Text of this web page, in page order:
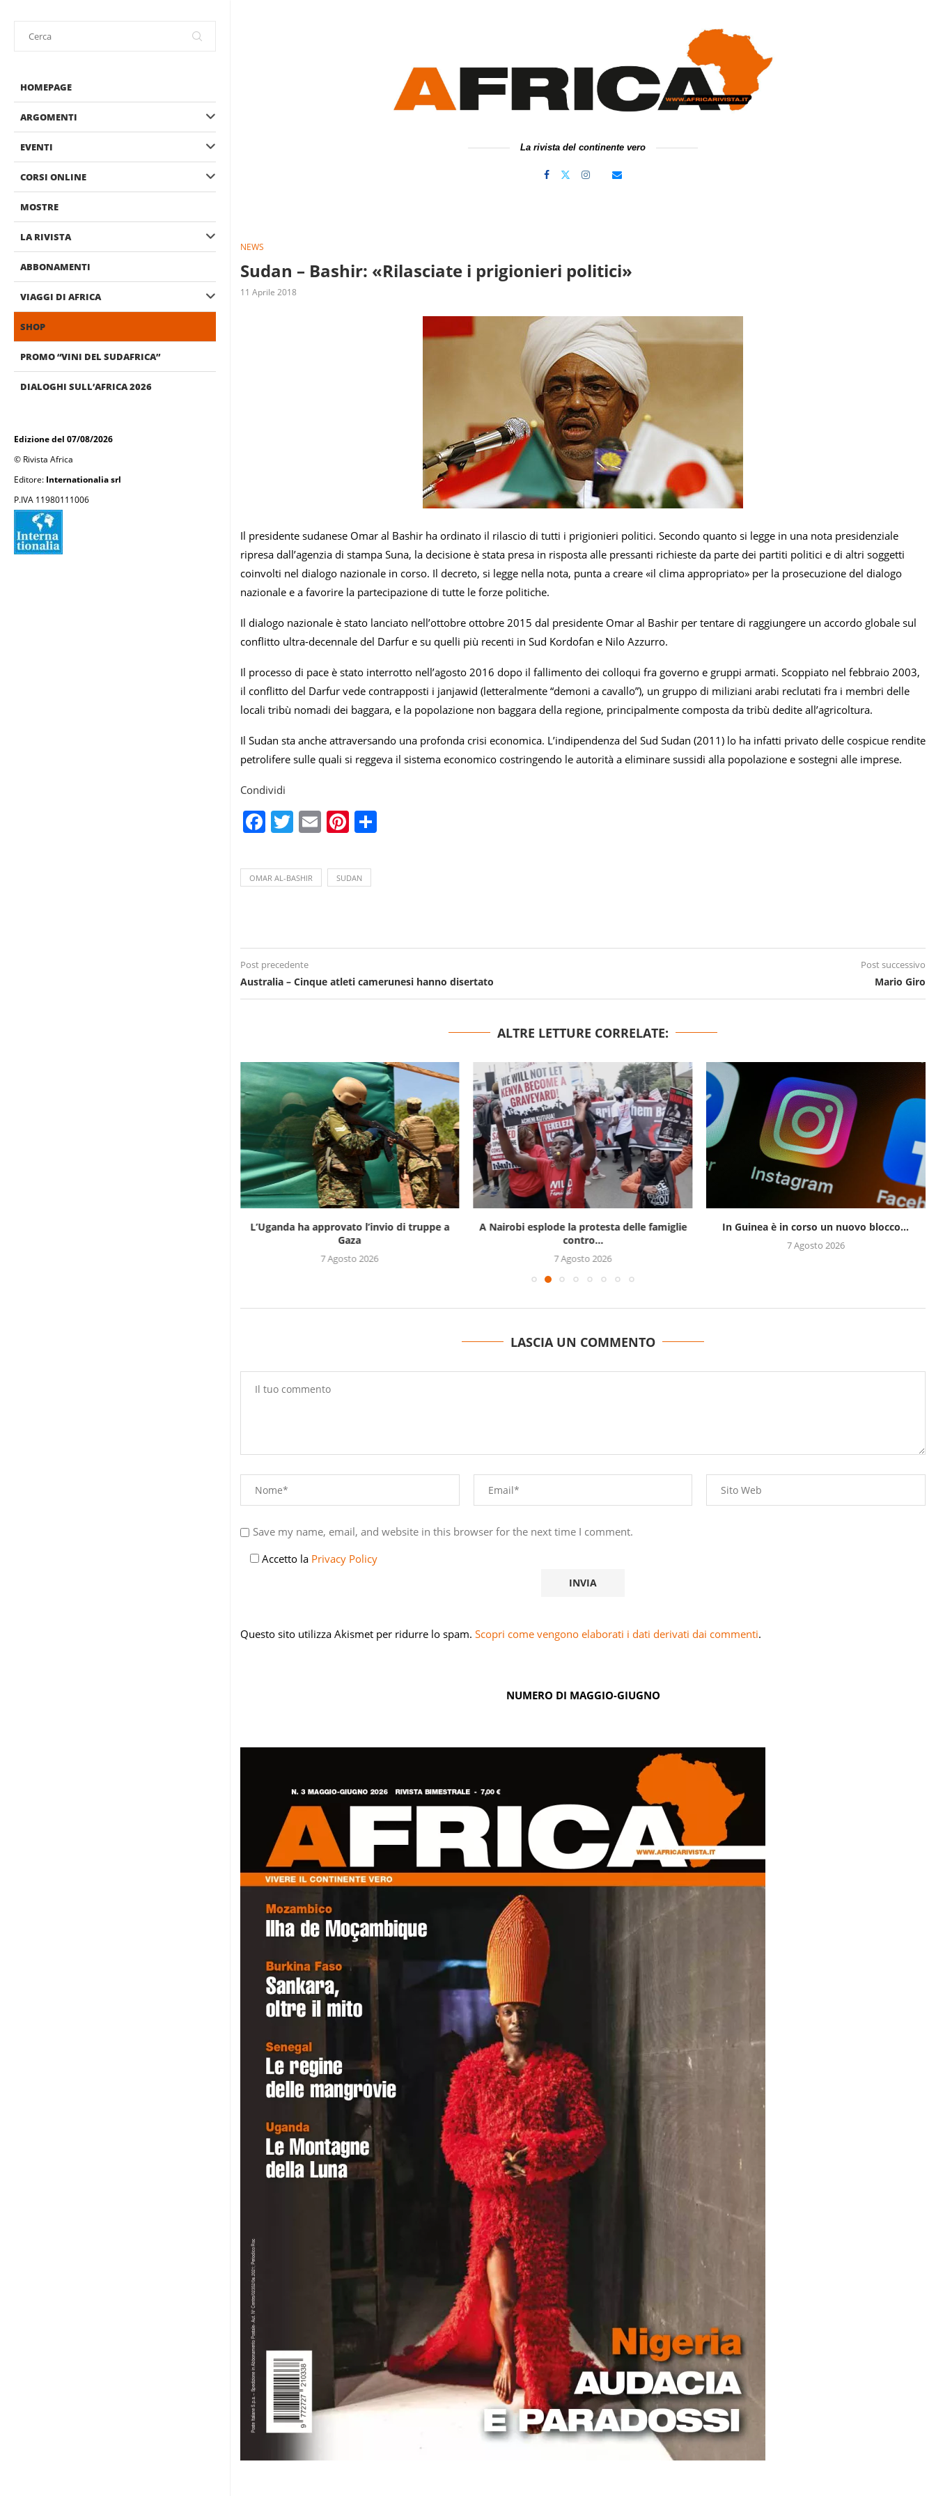
HOMEPAGE
ARGOMENTI
EVENTI
CORSI ONLINE
MOSTRE
LA RIVISTA
ABBONAMENTI
VIAGGI DI AFRICA
SHOP
PROMO “VINI DEL SUDAFRICA”
DIALOGHI SULL’AFRICA 2026
Edizione del 07/08/2026
© Rivista Africa
Editore: Internationalia srl
P.IVA 11980111006
La rivista del continente vero
NEWS
Sudan – Bashir: «Rilasciate i prigionieri politici»
11 Aprile 2018
Il presidente sudanese Omar al Bashir ha ordinato il rilascio di tutti i prigionieri politici. Secondo quanto si legge in una nota presidenziale
ripresa dall’agenzia di stampa Suna, la decisione è stata presa in risposta alle pressanti richieste da parte dei partiti politici e di altri soggetti
coinvolti nel dialogo nazionale in corso. Il decreto, si legge nella nota, punta a creare «il clima appropriato» per la prosecuzione del dialogo
nazionale e a favorire la partecipazione di tutte le forze politiche.
Il dialogo nazionale è stato lanciato nell’ottobre ottobre 2015 dal presidente Omar al Bashir per tentare di raggiungere un accordo globale sul
conflitto ultra-decennale del Darfur e su quelli più recenti in Sud Kordofan e Nilo Azzurro.
Il processo di pace è stato interrotto nell’agosto 2016 dopo il fallimento dei colloqui fra governo e gruppi armati. Scoppiato nel febbraio 2003,
il conflitto del Darfur vede contrapposti i janjawid (letteralmente “demoni a cavallo”), un gruppo di miliziani arabi reclutati fra i membri delle
locali tribù nomadi dei baggara, e la popolazione non baggara della regione, principalmente composta da tribù dedite all’agricoltura.
Il Sudan sta anche attraversando una profonda crisi economica. L’indipendenza del Sud Sudan (2011) lo ha infatti privato delle cospicue rendite
petrolifere sulle quali si reggeva il sistema economico costringendo le autorità a eliminare sussidi alla popolazione e sostegni alle imprese.
Condividi
Facebook
Twitter
EmailPinterest
OMAR AL-BASHIR SUDAN
Post precedente
Australia – Cinque atleti camerunesi hanno disertato
Post successivo
Mario Giro
ALTRE LETTURE CORRELATE:
L’Uganda ha approvato l’invio di truppe a
Gaza
7 Agosto 2026
A Nairobi esplode la protesta delle famiglie
contro...
7 Agosto 2026
In Guinea è in corso un nuovo blocco...
7 Agosto 2026
LASCIA UN COMMENTO
Save my name, email, and website in this browser for the next time I comment.
Accetto la Privacy Policy
Questo sito utilizza Akismet per ridurre lo spam. Scopri come vengono elaborati i dati derivati dai commenti.
NUMERO DI MAGGIO-GIUGNO